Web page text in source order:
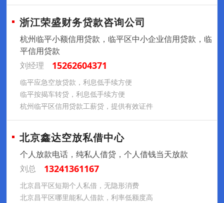
浙江荣盛财务贷款咨询公司
杭州临平小额信用贷款，临平区中小企业信用贷款，临
平信用贷款
刘经理
15262604371
临平应急空放贷款，利息低手续方便
临平按揭车转贷，利息低手续方便
杭州临平区信用贷款工薪贷，提供有效证件
北京鑫达空放私借中心
个人放款电话，纯私人借贷，个人借钱当天放款
刘总
13241361167
北京昌平区短期个人私借，无隐形消费
北京昌平区哪里能私人借款，利率低额度高